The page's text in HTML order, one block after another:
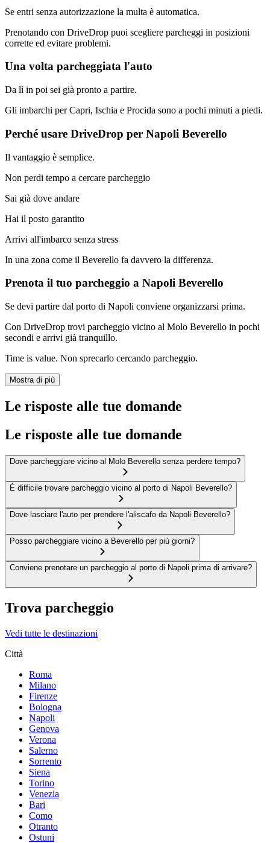
Se entri senza autorizzazione la multa è automatica.
Prenotando con DriveDrop puoi scegliere parcheggi in posizioni
corrette ed evitare problemi.
Una volta parcheggiata l'auto
Da lì in poi sei già pronto a partire.
Gli imbarchi per Capri, Ischia e Procida sono a pochi minuti a piedi.
Perché usare DriveDrop per Napoli Beverello
Il vantaggio è semplice.
Non perdi tempo a cercare parcheggio
Sai già dove andare
Hai il posto garantito
Arrivi all'imbarco senza stress
In una zona come il Beverello fa davvero la differenza.
Prenota il tuo parcheggio a Napoli Beverello
Se devi partire dal porto di Napoli conviene organizzarsi prima.
Con DriveDrop trovi parcheggio vicino al Molo Beverello in pochi
secondi e arrivi già tranquillo.
Time is value. Non sprecarlo cercando parcheggio.
Mostra di più
Le risposte alle tue domande
Le risposte alle tue domande
Dove parcheggiare vicino al Molo Beverello senza perdere tempo?
È difficile trovare parcheggio vicino al porto di Napoli Beverello?
Dove lasciare l'auto per prendere l'aliscafo da Napoli Beverello?
Posso parcheggiare vicino a Beverello per più giorni?
Conviene prenotare un parcheggio al porto di Napoli prima di arrivare?
Trova parcheggio
Vedi tutte le destinazioni
Città
Roma
Milano
Firenze
Bologna
Napoli
Genova
Verona
Salerno
Sorrento
Siena
Torino
Venezia
Bari
Como
Otranto
Ostuni